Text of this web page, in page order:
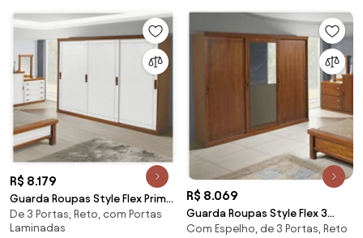
R$ 8.179
Guarda Roupas Style Flex Prime
3 Portas De Correr Domus
Móveis
De 3 Portas, Reto, com Portas
Laminadas
R$ 8.069
Guarda Roupas Style Flex 3
Portas De Correr Com Espelho
Com Espelho, de 3 Portas, Reto